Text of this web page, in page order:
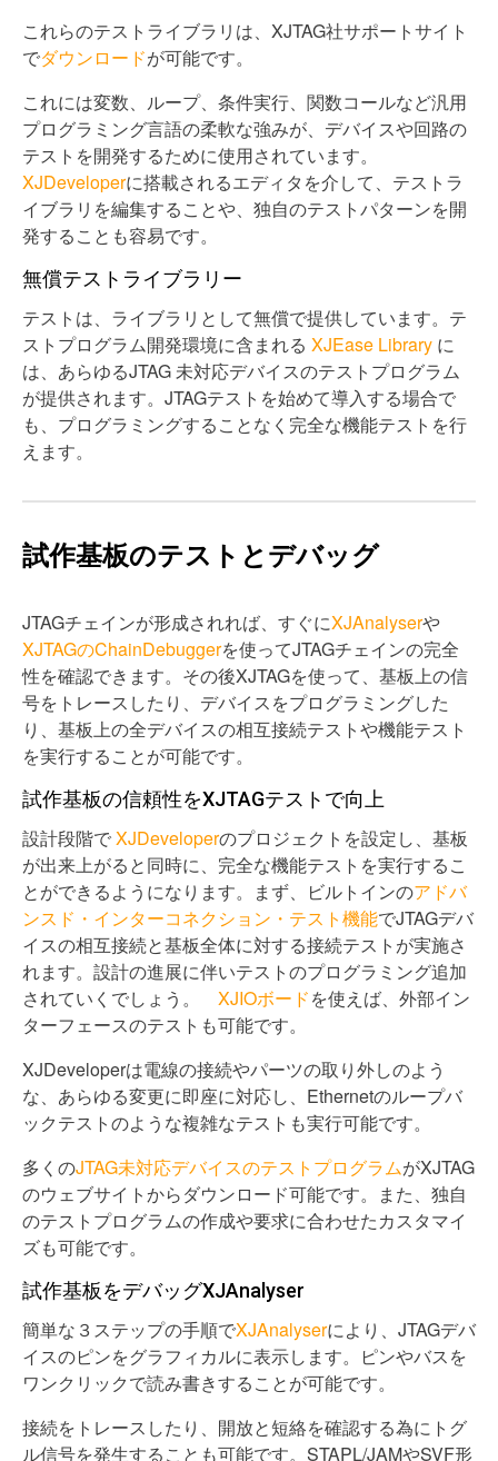
これらのテストライブラリは、XJTAG社サポートサイト
でダウンロードが可能です。
これには変数、ループ、条件実行、関数コールなど汎用
プログラミング言語の柔軟な強みが、デバイスや回路の
テストを開発するために使用されています。
XJDeveloperに搭載されるエディタを介して、テストラ
イブラリを編集することや、独自のテストパターンを開
発することも容易です。
無償テストライブラリー
テストは、ライブラリとして無償で提供しています。テ
ストプログラム開発環境に含まれる XJEase Library に
は、あらゆるJTAG 未対応デバイスのテストプログラム
が提供されます。JTAGテストを始めて導入する場合で
も、プログラミングすることなく完全な機能テストを行
えます。
試作基板のテストとデバッグ
JTAGチェインが形成されれば、すぐにXJAnalyserや
XJTAGのChainDebuggerを使ってJTAGチェインの完全
性を確認できます。その後XJTAGを使って、基板上の信
号をトレースしたり、デバイスをプログラミングした
り、基板上の全デバイスの相互接続テストや機能テスト
を実行することが可能です。
試作基板の信頼性をXJTAGテストで向上
設計段階でXJDeveloperのプロジェクトを設定し、基板
が出来上がると同時に、完全な機能テストを実行するこ
とができるようになります。まず、ビルトインのアドバ
ンスド・インターコネクション・テスト機能でJTAGデバ
イスの相互接続と基板全体に対する接続テストが実施さ
れます。設計の進展に伴いテストのプログラミング追加
されていくでしょう。 XJIOボードを使えば、外部イン
ターフェースのテストも可能です。
XJDeveloperは電線の接続やパーツの取り外しのよう
な、あらゆる変更に即座に対応し、Ethernetのループバ
ックテストのような複雑なテストも実行可能です。
多くのJTAG未対応デバイスのテストプログラムがXJTAG
のウェブサイトからダウンロード可能です。また、独自
のテストプログラムの作成や要求に合わせたカスタマイ
ズも可能です。
試作基板をデバッグXJAnalyser
簡単な３ステップの手順でXJAnalyserにより、JTAGデバ
イスのピンをグラフィカルに表示します。ピンやバスを
ワンクリックで読み書きすることが可能です。
接続をトレースしたり、開放と短絡を確認する為にトグ
ル信号を発生することも可能です。STAPL/JAMやSVF形